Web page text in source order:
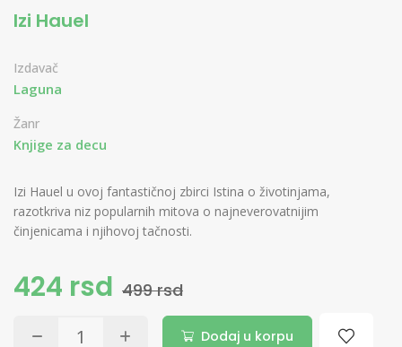
Izi Hauel
Izdavač
Laguna
Žanr
Knjige za decu
Izi Hauel u ovoj fantastičnoj zbirci Istina o životinjama,
razotkriva niz popularnih mitova o najneverovatnijim
činjenicama i njihovoj tačnosti.
424 rsd 499 rsd
Dodaj u korpu